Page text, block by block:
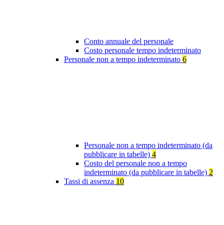
Conto annuale del personale
Costo personale tempo indeterminato
Personale non a tempo indeterminato 6
Personale non a tempo indeterminato (da
pubblicare in tabelle) 4
Costo del personale non a tempo
indeterminato (da pubblicare in tabelle) 2
Tassi di assenza 10